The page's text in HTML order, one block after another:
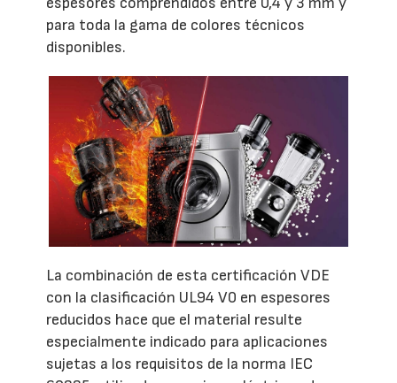
para toda la gama de colores técnicos
disponibles.
La combinación de esta certificación VDE
con la clasificación UL94 V0 en espesores
reducidos hace que el material resulte
especialmente indicado para aplicaciones
sujetas a los requisitos de la norma IEC